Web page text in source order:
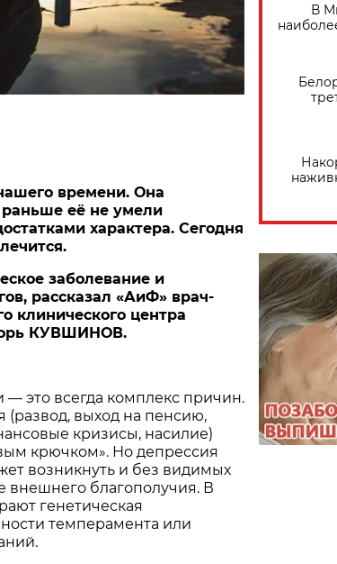
времени. Она
раньше её не умели
характера. Сегодня
заболевание и
рассказал «АиФ» врач-
клинического центра
КУВШИНОВ.
— это всегда комплекс причин.
(развод, выход на пенсию,
кризисы, насилие)
крючком». Но депрессия
возникнуть и без видимых
внешнего благополучия. В
генетическая
темперамента или
В